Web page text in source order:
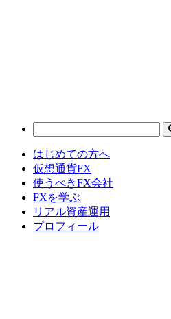
はじめての方へ
仮想通貨FX
使うべきFX会社
FXを学ぶ
リアル資産運用
プロフィール